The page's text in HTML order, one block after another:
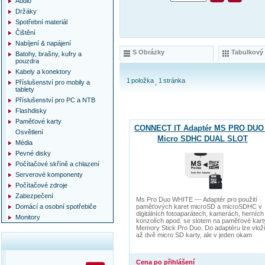
S Obrázky Tabulkový
1 položka 1 stránka
CONNECT IT Adaptér MS PRO
Micro SDHC DUAL SLOT
Ms Pro Duo WHITE --- Adaptér pro použití
paměťových karet microSD a microSDHC v
digitálních fotoaparátech, kamerách, herních
konzolích apod. se slotem na paměťové
Memory Stick Pro Duo. Do adaptéru lze
až dvě micro SD karty, ale v jeden okam
Cena po přihlášení
Držáky
Spotřební materiál
Čištění
Nabíjení & napájení
Batohy, brašny, kufry a
pouzdra
Kabely a konektory
Příslušenství pro mobily a
tablety
Příslušenství pro PC a NTB
Flashdisky
Paměťové karty
Osvětlení
Média
Pevné disky
Počítačové skříně a chlazení
Serverové komponenty
Počítačové zdroje
Zabezpečení
Domácí a osobní spotřebiče
Monitory